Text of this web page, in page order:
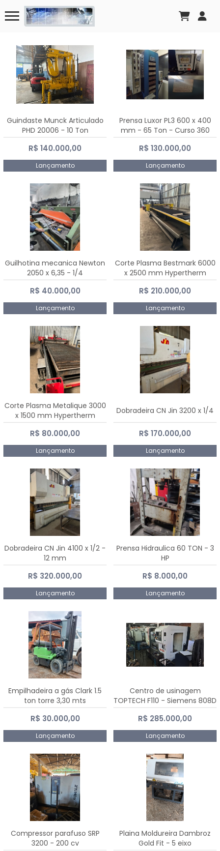
Guindaste Munck Articulado
PHD 20006 - 10 Ton
R$ 140.000,00
Lançamento
Prensa Luxor PL3 600 x 400
mm - 65 Ton - Curso 360
mm
R$ 130.000,00
Lançamento
Guilhotina mecanica Newton
2050 x 6,35 - 1/4
R$ 40.000,00
Lançamento
Corte Plasma Bestmark 6000
x 2500 mm Hypertherm
MaxPro 200
R$ 210.000,00
Lançamento
Corte Plasma Metalique 3000
x 1500 mm Hypertherm
Powermax 45 xp
R$ 80.000,00
Lançamento
Dobradeira CN Jin 3200 x 1/4
R$ 170.000,00
Lançamento
Dobradeira CN Jin 4100 x 1/2 -
12 mm
R$ 320.000,00
Lançamento
Prensa Hidraulica 60 TON - 3
HP
R$ 8.000,00
Lançamento
Empilhadeira a gás Clark 1.5
ton torre 3,30 mts
R$ 30.000,00
Lançamento
Centro de usinagem
TOPTECH F110 - Siemens 808D
Advanced
R$ 285.000,00
Lançamento
Compressor parafuso SRP
3200 - 200 cv
Plaina Moldureira Dambroz
Gold Fit - 5 eixo